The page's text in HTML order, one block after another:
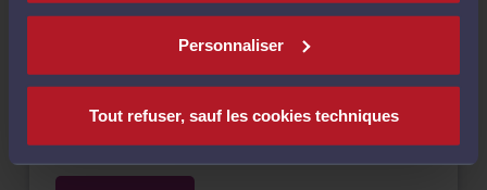
Personnaliser
Tout refuser, sauf les cookies techniques
Compétences